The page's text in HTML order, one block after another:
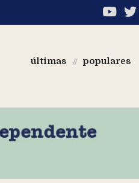
últimas // populares